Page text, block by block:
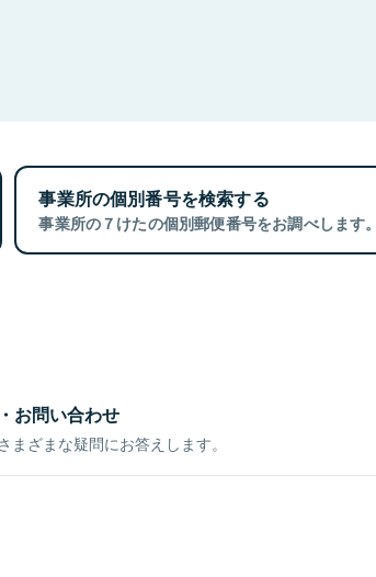
事業所の個別番号を検索する
事業所の７けたの個別郵便番号をお調べします。
お問い合わせ
まざまな疑問にお答えします。